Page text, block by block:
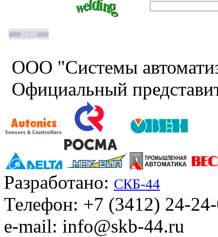
ООО "Системы
Официальный
Разработано: СКБ-44
Телефон: +7 (3412) 24-
e-mail: info@skb-44.ru